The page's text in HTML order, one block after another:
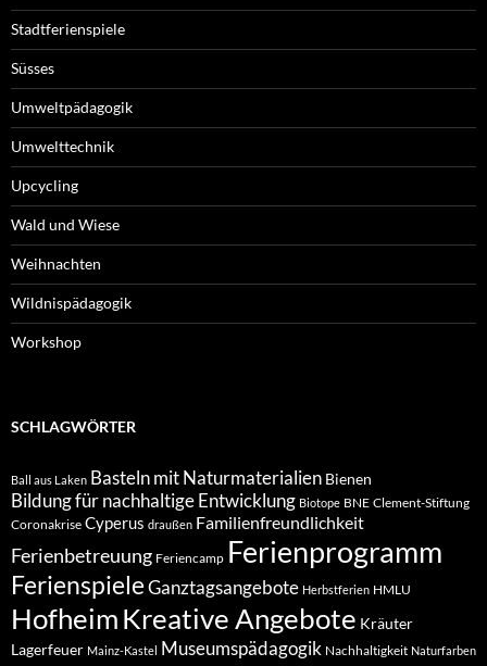
Stadtferienspiele
Süsses
Umweltpädagogik
Umwelttechnik
Upcycling
Wald und Wiese
Weihnachten
Wildnispädagogik
Workshop
SCHLAGWÖRTER
Ball aus Laken Basteln mit Naturmaterialien Bienen
Bildung für nachhaltige Entwicklung Biotope BNE Clement-Stiftung
Coronakrise Cyperus draußen Familienfreundlichkeit
Ferienbetreuung Feriencamp Ferienprogramm
FerienspieleGanztagsangebote Herbstferien HMLU
HofheimKreative Angebote Kräuter
Lagerfeuer Mainz-Kastel Museumspädagogik Nachhaltigkeit Naturfarben